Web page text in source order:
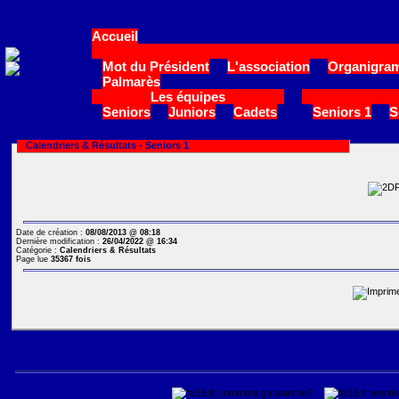
Accueil
Mot du Président
L'association
Palmarès
Les équipes
Seniors
Juniors Cadets Seniors 1
Calendriers & Résultats - Seniors 1
Date de création : 08/08/2013 @ 08:18
Dernière modification : 26/04/2022 @ 16:34
Catégorie : Calendriers & Résultats
Page lue 35367 fois